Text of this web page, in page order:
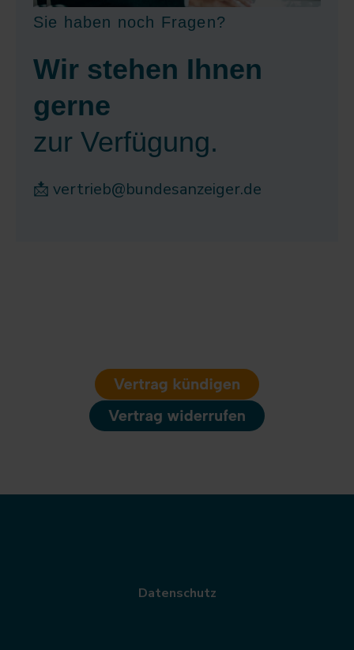
Sie haben noch Fragen?
Wir stehen Ihnen
gerne
zur Verfügung.
📩 vertrieb@bundesanzeiger.de
Datenschutz